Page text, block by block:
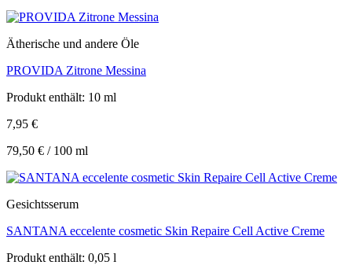
Ätherische und andere Öle
PROVIDA Zitrone Messina
Produkt enthält: 10 ml
7,95 €
79,50 € / 100 ml
Gesichtsserum
SANTANA eccelente cosmetic Skin Repaire Cell Active Creme
Produkt enthält: 0,05 l